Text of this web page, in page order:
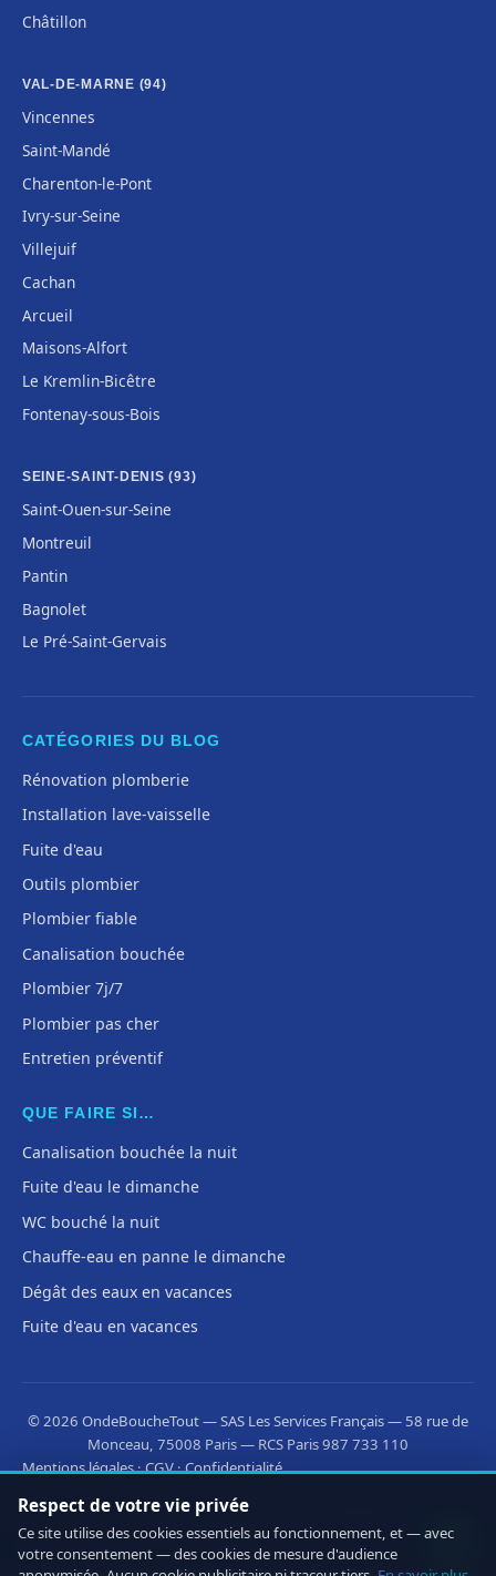
Châtillon
VAL-DE-MARNE (94)
Vincennes
Saint-Mandé
Charenton-le-Pont
Ivry-sur-Seine
Villejuif
Cachan
Arcueil
Maisons-Alfort
Le Kremlin-Bicêtre
Fontenay-sous-Bois
SEINE-SAINT-DENIS (93)
Saint-Ouen-sur-Seine
Montreuil
Pantin
Bagnolet
Le Pré-Saint-Gervais
CATÉGORIES DU BLOG
Rénovation plomberie
Installation lave-vaisselle
Fuite d'eau
Outils plombier
Plombier fiable
Canalisation bouchée
Plombier 7j/7
Plombier pas cher
Entretien préventif
QUE FAIRE SI…
Canalisation bouchée la nuit
Fuite d'eau le dimanche
WC bouché la nuit
Chauffe-eau en panne le dimanche
Dégât des eaux en vacances
Fuite d'eau en vacances
© 2026 OndeBoucheTout — SAS Les Services Français — 58 rue de
Monceau, 75008 Paris — RCS Paris 987 733 110
Mentions légales·CGV·Confidentialité
Découvrez aussi : OnLeveTout
CleanMonAppart · OnOuvreTout
Respect de votre vie privée
Ce site utilise des cookies essentiels au fonctionnement, et — avec
votre consentement — des cookies de mesure d'audience